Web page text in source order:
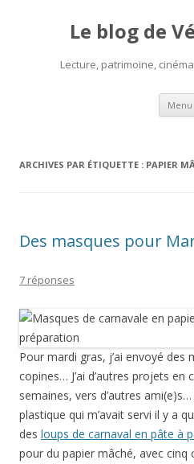
Le blog de
Lecture, patrimoine,
Menu
ARCHIVES PAR ÉTIQUETTE : PAPIER
Des masques pour
7 réponses
Pour mardi gras, j’ai envoyé des
copines… J’ai d’autres projets
semaines, vers d’autres ami(e)s…
plastique qui m’avait servi il y a
des loups de carnaval en pâte à
pour du papier mâché, avec cinq